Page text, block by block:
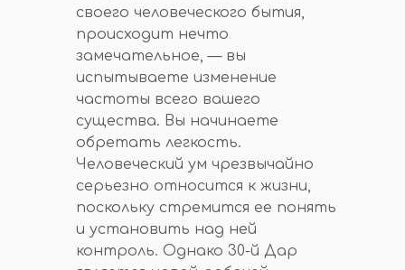
своего человеческого бытия,
происходит нечто
замечательное, — вы
испытываете изменение
частоты всего вашего
существа. Вы начинаете
обретать легкость.
Человеческий ум чрезвычайно
серьезно относится к жизни,
поскольку стремится ее понять
и установить над ней
контроль. Однако 30-й Дар